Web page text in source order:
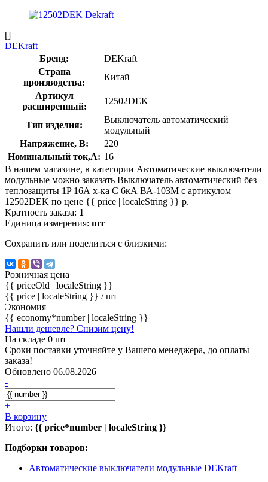
[]
DEKraft
Бренд:
DEKraft
Страна
производства:
Китай
Артикул
расширенный:
12502DEK
Тип изделия:
Выключатель автоматический
модульный
Напряжение, В:
220
Номинальный ток,А: 16
В нашем магазине, в категории Автоматические выключатели
модульные можно заказать Выключатель автоматический без
теплозащиты 1P 16А х-ка C 6кА ВА-103M с артикулом
12502DEK по цене {{ price | localeString }} р.
Кратность заказа: 1
Единица измерения: шт
Сохранить или поделиться с близкими:
Розничная цена
{{ priceOld | localeString }}
{{ price | localeString }} / шт
Экономия
{{ economy*number | localeString }}
Нашли дешевле? Снизим цену!
На складе 0 шт
Сроки поставки уточняйте у Вашего менеджера, до оплаты
заказа!
Обновлено 06.08.2026
-
+
В корзину
Итого: {{ price*number | localeString }}
Подборки товаров:
Автоматические выключатели модульные DEKraft